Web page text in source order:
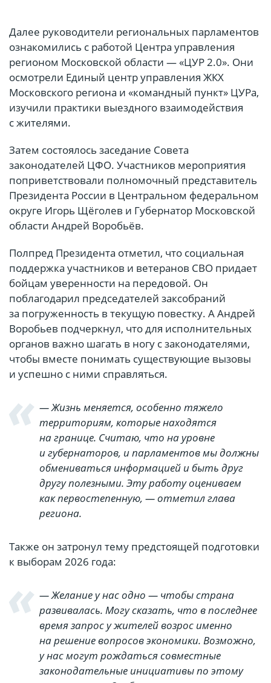
Далее руководители региональных парламентов
ознакомились с работой Центра управления
регионом Московской области — «ЦУР 2.0». Они
осмотрели Единый центр управления ЖКХ
Московского региона и «командный пункт» ЦУРа,
изучили практики выездного взаимодействия
с жителями.
Затем состоялось заседание Совета
законодателей ЦФО. Участников мероприятия
поприветствовали полномочный представитель
Президента России в Центральном федеральном
округе Игорь Щёголев и Губернатор Московской
области Андрей Воробьёв.
Полпред Президента отметил, что социальная
поддержка участников и ветеранов СВО придает
бойцам уверенности на передовой. Он
поблагодарил председателей заксобраний
за погруженность в текущую повестку. А Андрей
Воробьев подчеркнул, что для исполнительных
органов важно шагать в ногу с законодателями,
чтобы вместе понимать существующие вызовы
и успешно с ними справляться.
— Жизнь меняется, особенно тяжело
территориям, которые находятся
на границе. Считаю, что на уровне
и губернаторов, и парламентов мы должны
обмениваться информацией и быть друг
другу полезными. Эту работу оцениваем
как первостепенную, — отметил глава
региона.
Также он затронул тему предстоящей подготовки
к выборам 2026 года:
— Желание у нас одно — чтобы страна
развивалась. Могу сказать, что в последнее
время запрос у жителей возрос именно
на решение вопросов экономики. Возможно,
у нас могут рождаться совместные
законодательные инициативы по этому